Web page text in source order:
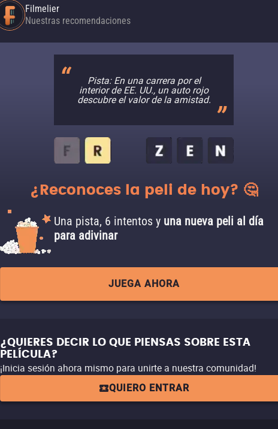
Filmelier
Nuestras recomendaciones
Pista: En una carrera por el
interior de EE. UU., un auto rojo
descubre el valor de la amistad.
¿Reconoces la peli de hoy? 🤔
Una pista, 6 intentos y una nueva peli al día
para adivinar
JUEGA AHORA
¿QUIERES DECIR LO QUE PIENSAS SOBRE ESTA
PELÍCULA?
¡Inicia sesión ahora mismo para unirte a nuestra comunidad!
QUIERO ENTRAR